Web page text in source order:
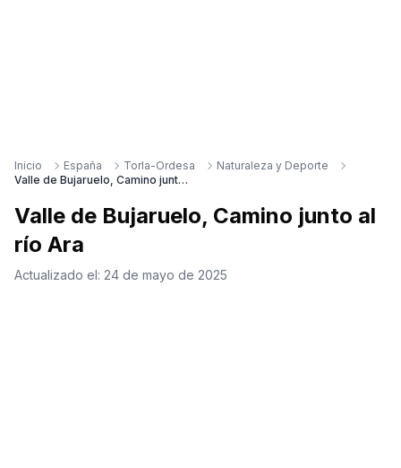
Inicio España Torla-Ordesa
Naturaleza y Deporte
Valle de Bujaruelo, Camino junto al río Ara
Valle de Bujaruelo, Camino junto al
río Ara
Actualizado el: 24 de mayo de 2025